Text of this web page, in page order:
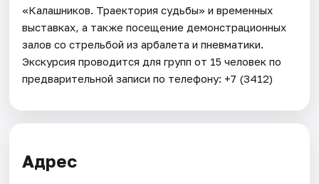
«Калашников. Траектория судьбы» и временных
выставках, а также посещение демонстрационных
залов со стрельбой из арбалета и пневматики.
Экскурсия проводится для групп от 15 человек по
предварительной записи по телефону: +7 (3412)
Адрес